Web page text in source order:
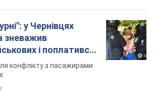
у Чернівцях
зневажив
і поплатився.
конфлікту з пасажирами